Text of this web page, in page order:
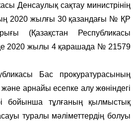
Денсаулық сақтау министрінің
2020 жылғы 30 қазандағы № ҚР
(Қазақстан Республикасы
2020 жылы 4 қарашада № 21579
Бас прокуратурасының
және арнайы есепке алу жөніндегі
бойынша тұлғаның қылмыстық
туралы мәліметтердің болуы